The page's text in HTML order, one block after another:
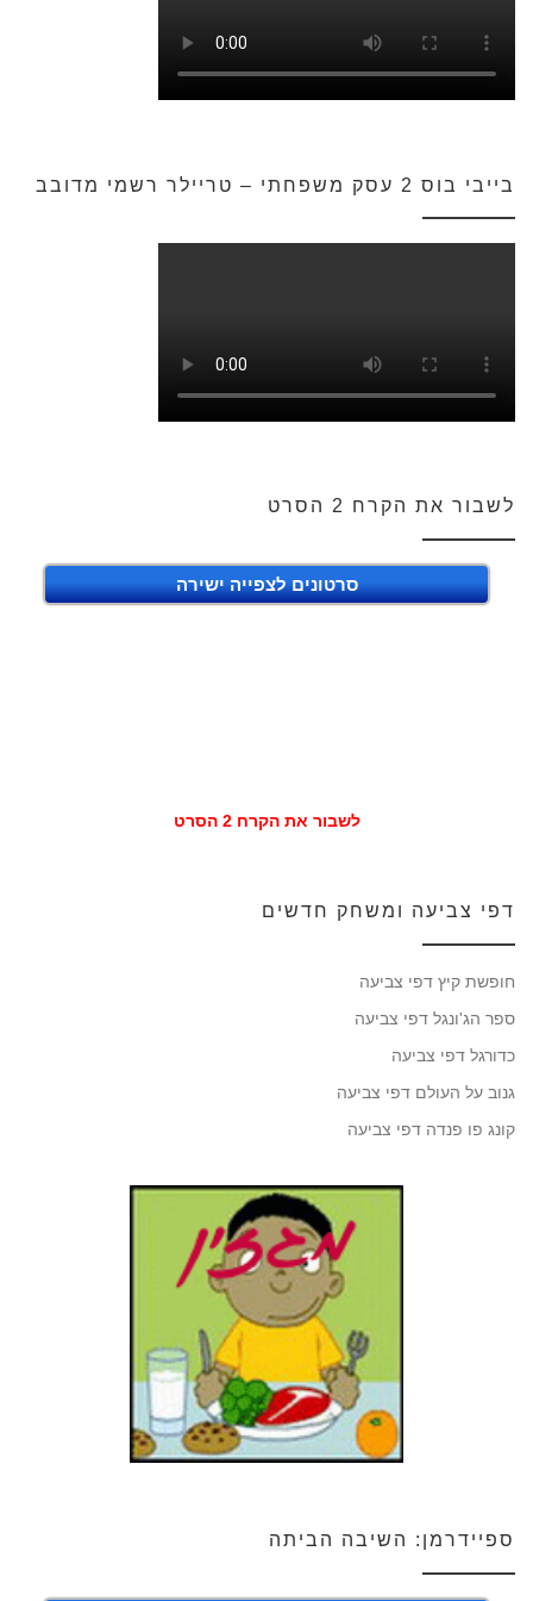
בייבי בוס 2 עסק משפחתי – טריילר רשמי מדובב
לשבור את הקרח 2 הסרט
סרטונים לצפייה ישירה
לשבור את הקרח 2 הסרט
דפי צביעה ומשחק חדשים
חופשת קיץ דפי צביעה
ספר הג'ונגל דפי צביעה
כדורגל דפי צביעה
גנוב על העולם דפי צביעה
קונג פו פנדה דפי צביעה
ספיידרמן: השיבה הביתה